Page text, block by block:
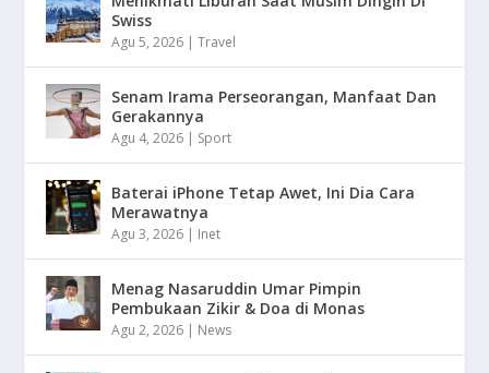
Swiss
Agu 5, 2026 |Travel
Senam Irama Perseorangan, Manfaat Dan
Gerakannya
Agu 4, 2026 | Sport
Baterai iPhone Tetap Awet, Ini Dia Cara
Merawatnya
Agu 3, 2026 | Inet
Menag Nasaruddin Umar Pimpin
Pembukaan Zikir & Doa di Monas
Agu 2, 2026 | News